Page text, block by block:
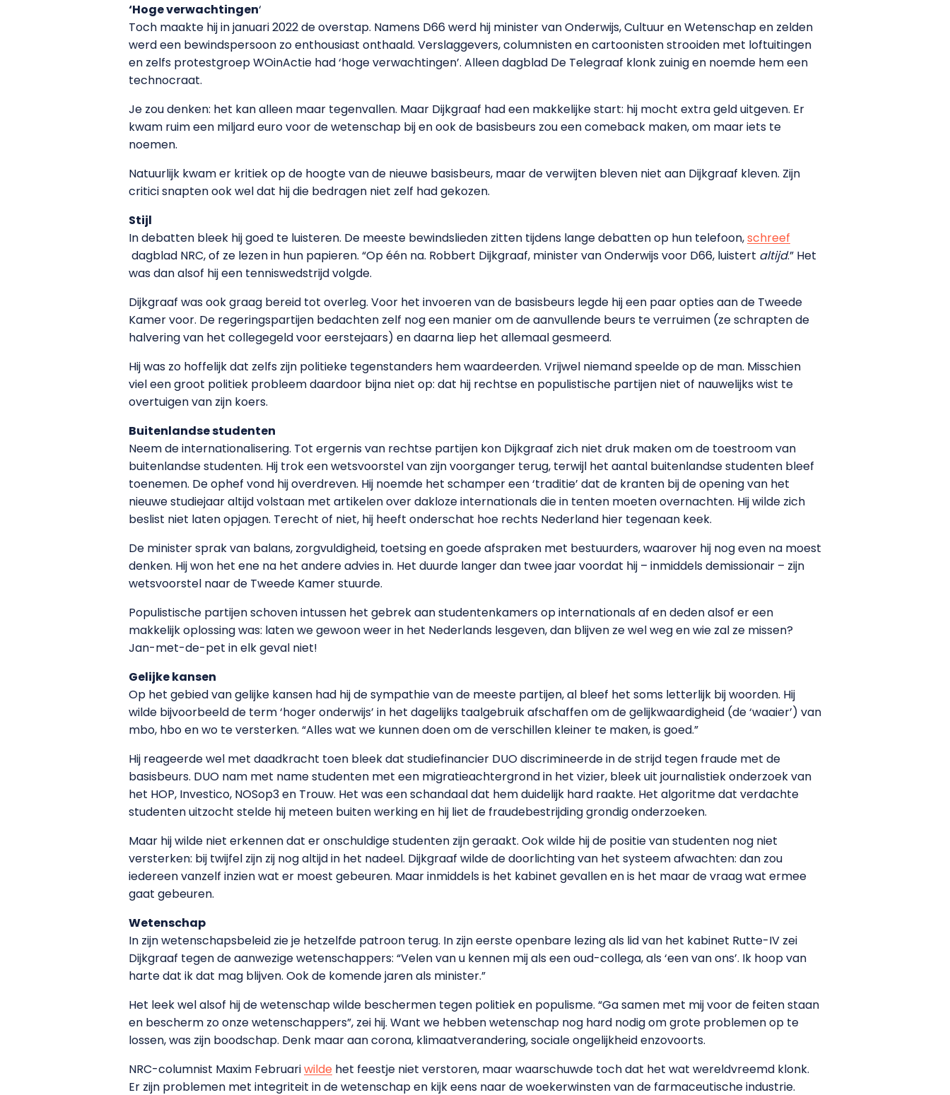
‘Hoge verwachtingen‘
Toch maakte hij in januari 2022 de overstap. Namens D66 werd hij minister van Onderwijs, Cultuur en Wetenschap en zelden
werd een bewindspersoon zo enthousiast onthaald. Verslaggevers, columnisten en cartoonisten strooiden met loftuitingen
en zelfs protestgroep WOinActie had ‘hoge verwachtingen’. Alleen dagblad De Telegraaf klonk zuinig en noemde hem een
technocraat.
Je zou denken: het kan alleen maar tegenvallen. Maar Dijkgraaf had een makkelijke start: hij mocht extra geld uitgeven. Er
kwam ruim een miljard euro voor de wetenschap bij en ook de basisbeurs zou een comeback maken, om maar iets te
noemen.
Natuurlijk kwam er kritiek op de hoogte van de nieuwe basisbeurs, maar de verwijten bleven niet aan Dijkgraaf kleven. Zijn
critici snapten ook wel dat hij die bedragen niet zelf had gekozen.
Stijl
In debatten bleek hij goed te luisteren. De meeste bewindslieden zitten tijdens lange debatten op hun telefoon,schreef
dagblad NRC, of ze lezen in hun papieren. “Op één na. Robbert Dijkgraaf, minister van Onderwijs voor D66, luistert altijd.” Het
was dan alsof hij een tenniswedstrijd volgde.
Dijkgraaf was ook graag bereid tot overleg. Voor het invoeren van de basisbeurs legde hij een paar opties aan de Tweede
Kamer voor. De regeringspartijen bedachten zelf nog een manier om de aanvullende beurs te verruimen (ze schrapten de
halvering van het collegegeld voor eerstejaars) en daarna liep het allemaal gesmeerd.
Hij was zo hoffelijk dat zelfs zijn politieke tegenstanders hem waardeerden. Vrijwel niemand speelde op de man. Misschien
viel een groot politiek probleem daardoor bijna niet op: dat hij rechtse en populistische partijen niet of nauwelijks wist te
overtuigen van zijn koers.
Buitenlandse studenten
Neem de internationalisering. Tot ergernis van rechtse partijen kon Dijkgraaf zich niet druk maken om de toestroom van
buitenlandse studenten. Hij trok een wetsvoorstel van zijn voorganger terug, terwijl het aantal buitenlandse studenten bleef
toenemen. De ophef vond hij overdreven. Hij noemde het schamper een ‘traditie’ dat de kranten bij de opening van het
nieuwe studiejaar altijd volstaan met artikelen over dakloze internationals die in tenten moeten overnachten. Hij wilde zich
beslist niet laten opjagen. Terecht of niet, hij heeft onderschat hoe rechts Nederland hier tegenaan keek.
De minister sprak van balans, zorgvuldigheid, toetsing en goede afspraken met bestuurders, waarover hij nog even na moest
denken. Hij won het ene na het andere advies in. Het duurde langer dan twee jaar voordat hij – inmiddels demissionair – zijn
wetsvoorstel naar de Tweede Kamer stuurde.
Populistische partijen schoven intussen het gebrek aan studentenkamers op internationals af en deden alsof er een
makkelijk oplossing was: laten we gewoon weer in het Nederlands lesgeven, dan blijven ze wel weg en wie zal ze missen?
Jan-met-de-pet in elk geval niet!
Gelijke kansen
Op het gebied van gelijke kansen had hij de sympathie van de meeste partijen, al bleef het soms letterlijk bij woorden. Hij
wilde bijvoorbeeld de term ‘hoger onderwijs’ in het dagelijks taalgebruik afschaffen om de gelijkwaardigheid (de ‘waaier’) van
mbo, hbo en wo te versterken. “Alles wat we kunnen doen om de verschillen kleiner te maken, is goed.”
Hij reageerde wel met daadkracht toen bleek dat studiefinancier DUO discrimineerde in de strijd tegen fraude met de
basisbeurs. DUO nam met name studenten met een migratieachtergrond in het vizier, bleek uit journalistiek onderzoek van
het HOP, Investico, NOSop3 en Trouw. Het was een schandaal dat hem duidelijk hard raakte. Het algoritme dat verdachte
studenten uitzocht stelde hij meteen buiten werking en hij liet de fraudebestrijding grondig onderzoeken.
Maar hij wilde niet erkennen dat er onschuldige studenten zijn geraakt. Ook wilde hij de positie van studenten nog niet
versterken: bij twijfel zijn zij nog altijd in het nadeel. Dijkgraaf wilde de doorlichting van het systeem afwachten: dan zou
iedereen vanzelf inzien wat er moest gebeuren. Maar inmiddels is het kabinet gevallen en is het maar de vraag wat ermee
gaat gebeuren.
Wetenschap
In zijn wetenschapsbeleid zie je hetzelfde patroon terug. In zijn eerste openbare lezing als lid van het kabinet Rutte-IV zei
Dijkgraaf tegen de aanwezige wetenschappers: “Velen van u kennen mij als een oud-collega, als ‘een van ons’. Ik hoop van
harte dat ik dat mag blijven. Ook de komende jaren als minister.”
Het leek wel alsof hij de wetenschap wilde beschermen tegen politiek en populisme. “Ga samen met mij voor de feiten staan
en bescherm zo onze wetenschappers”, zei hij. Want we hebben wetenschap nog hard nodig om grote problemen op te
lossen, was zijn boodschap. Denk maar aan corona, klimaatverandering, sociale ongelijkheid enzovoorts.
NRC-columnist Maxim Februariwilde het feestje niet verstoren, maar waarschuwde toch dat het wat wereldvreemd klonk.
Er zijn problemen met integriteit in de wetenschap en kijk eens naar de woekerwinsten van de farmaceutische industrie.